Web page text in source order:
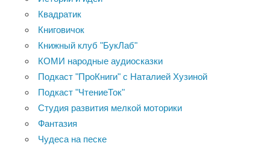
Квадратик
Книговичок
Книжный клуб "БукЛаб"
КОМИ народные аудиосказки
Подкаст "ПроКниги" с Наталией Хузиной
Подкаст "ЧтениеТок"
Студия развития мелкой моторики
Фантазия
Чудеса на песке